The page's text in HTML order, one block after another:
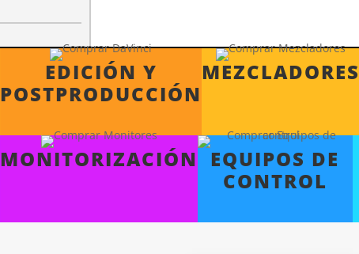
EDICIÓN Y
POSTPRODUCCIÓN
MEZCLADORES
MONITORIZACIÓN
EQUIPOS DE
CONTROL